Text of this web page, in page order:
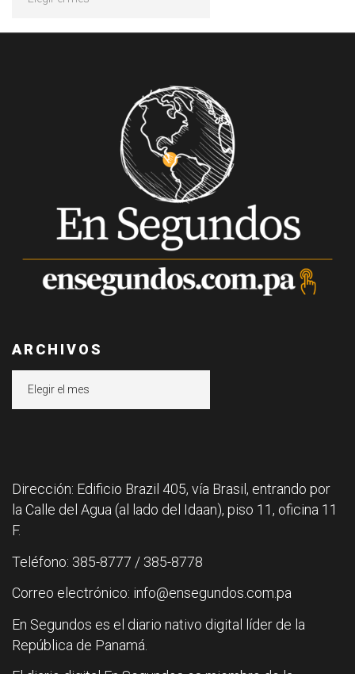
ARCHIVOS
Dirección: Edificio Brazil 405, vía Brasil, entrando por
la Calle del Agua (al lado del Idaan), piso 11, oficina 11
F.
Teléfono: 385-8777 / 385-8778
Correo electrónico: info@ensegundos.com.pa
En Segundos es el diario nativo digital líder de la
República de Panamá.